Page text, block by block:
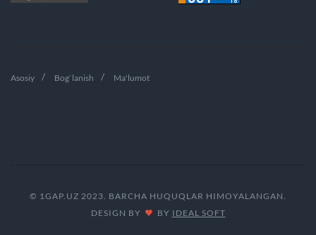
Asosiy Bog`lanish Ma'lumot
© 1GAP.UZ 2023. BARCHA HUQUQLAR HIMOYALANGAN.
DESIGN BY
BY IDEAL SOFT